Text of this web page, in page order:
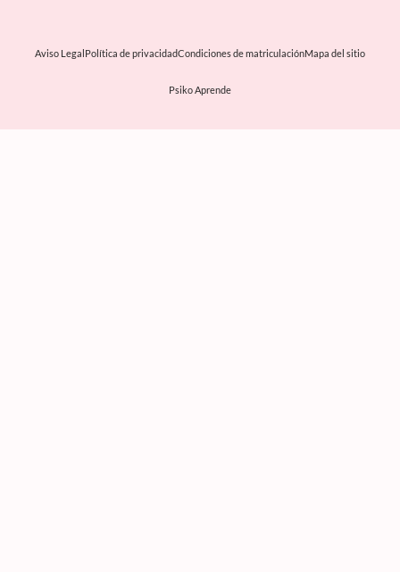
Aviso LegalPolítica de privacidadCondiciones de matriculaciónMapa del sitio
Psiko Aprende